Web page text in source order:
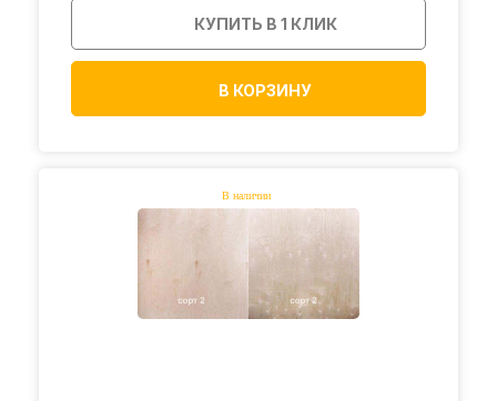
КУПИТЬ В 1 КЛИК
В КОРЗИНУ